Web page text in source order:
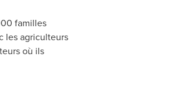
familles
les agriculteurs
où ils